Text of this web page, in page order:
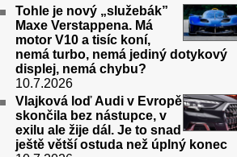
Tohle je nový „služebák”
Maxe Verstappena. Má
motor V10 a tisíc koní,
nemá turbo, nemá jediný dotykový
displej, nemá chybu?
10.7.2026
Vlajková loď Audi v Evropě
skončila bez nástupce, v
exilu ale žije dál. Je to snad
ještě větší ostuda než úplný konec